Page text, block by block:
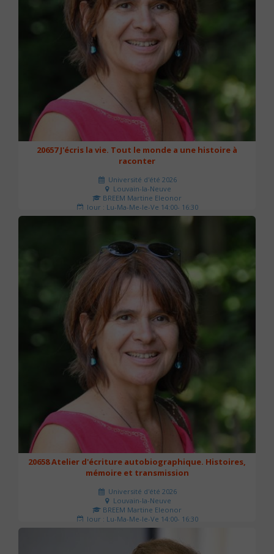
20657 J'écris la vie. Tout le monde a une histoire à
raconter
Université d'été 2026
Louvain-la-Neuve
BREEM Martine Eleonor
Jour : Lu-Ma-Me-Je-Ve 14:00- 16:30
Nombre de séances : 3
20658 Atelier d'écriture autobiographique. Histoires,
mémoire et transmission
Université d'été 2026
Louvain-la-Neuve
BREEM Martine Eleonor
Jour : Lu-Ma-Me-Je-Ve 14:00- 16:30
Nombre de séances : 3